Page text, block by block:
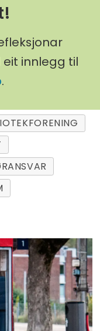
innlegg til
.